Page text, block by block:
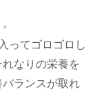
ってゴロゴロし
なりの栄養を
ランスが取れ